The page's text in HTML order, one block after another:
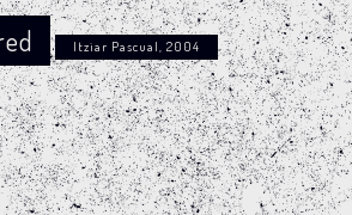
Itziar Pascual, 2004